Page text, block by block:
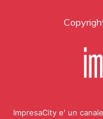
ImpresaCity e' un